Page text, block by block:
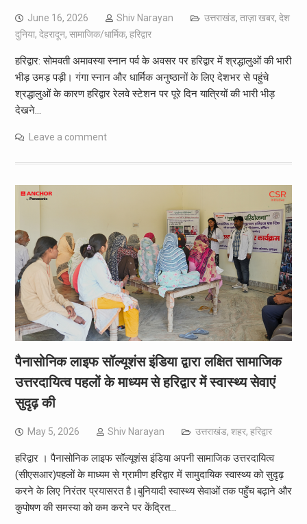
June 16, 2026 Shiv Narayan उत्तराखंड, ताज़ा खबर, देश
दुनिया, देहरादून, सामाजिक/धार्मिक, हरिद्वार
हरिद्वार: सोमवती अमावस्या स्नान पर्व के अवसर पर हरिद्वार में श्रद्धालुओं की भारी
भीड़ उमड़ पड़ी। गंगा स्नान और धार्मिक अनुष्ठानों के लिए देशभर से पहुंचे
श्रद्धालुओं के कारण हरिद्वार रेलवे स्टेशन पर पूरे दिन यात्रियों की भारी भीड़
देखने…
Leave a comment
पैनासोनिक लाइफ सॉल्यूशंस इंडिया द्वारा लक्षित सामाजिक
उत्तरदायित्व पहलों के माध्यम से हरिद्वार में स्वास्थ्य सेवाएं
सुदृढ़ की
May 5, 2026 Shiv Narayan उत्तराखंड, शहर, हरिद्वार
हरिद्वार । पैनासोनिक लाइफ सॉल्यूशंस इंडिया अपनी सामाजिक उत्तरदायित्व
(सीएसआर)पहलों के माध्यम से ग्रामीण हरिद्वार में सामुदायिक स्वास्थ्य को सुदृढ़
करने के लिए निरंतर प्रयासरत है।बुनियादी स्वास्थ्य सेवाओं तक पहुँच बढ़ाने और
कुपोषण की समस्या को कम करने पर केंद्रित…